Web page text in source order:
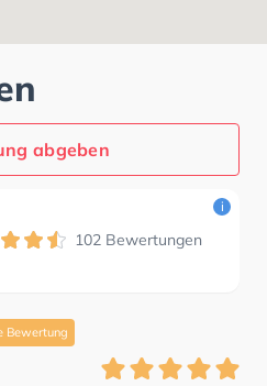
abgeben
102 Bewertungen
i
Bewertung